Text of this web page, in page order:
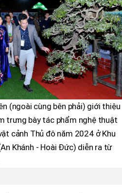
(ngoài cùng bên phải) giới thiệu
trưng bày tác phẩm nghệ thuật
cảnh Thủ đô năm 2024 ở Khu
Khánh - Hoài Đức) diễn ra từ